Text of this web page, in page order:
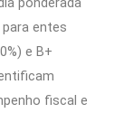
entes
e B+
fiscal e